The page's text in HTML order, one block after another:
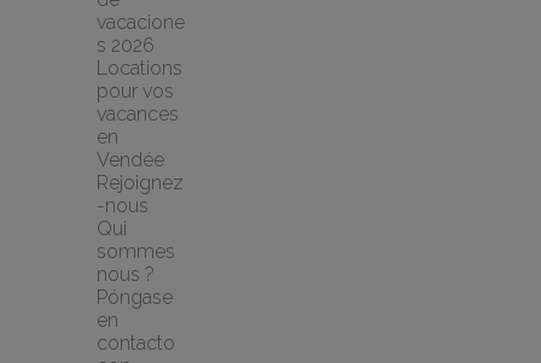
vacacione
s 2026
Locations
pour vos
vacances
en
Vendée
Rejoignez
-nous
Qui
sommes
nous ?
Póngase
en
contacto